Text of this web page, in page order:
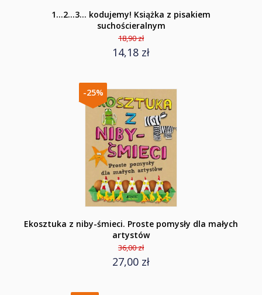
1...2...3... kodujemy! Książka z pisakiem
suchościeralnym
18,90 zł
14,18 zł
-25%
Ekosztuka z niby-śmieci. Proste pomysły dla małych
artystów
36,00 zł
27,00 zł